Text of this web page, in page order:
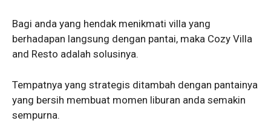
Bagi anda yang hendak menikmati villa yang
berhadapan langsung dengan pantai, maka Cozy Villa
and Resto adalah solusinya.
Tempatnya yang strategis ditambah dengan pantainya
yang bersih membuat momen liburan anda semakin
sempurna.